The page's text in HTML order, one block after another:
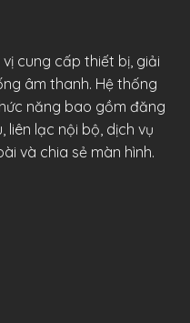
cung cấp thiết bị, giải
âm thanh. Hệ thống
năng bao gồm đăng
liên lạc nội bộ, dịch vụ
và chia sẻ màn hình.